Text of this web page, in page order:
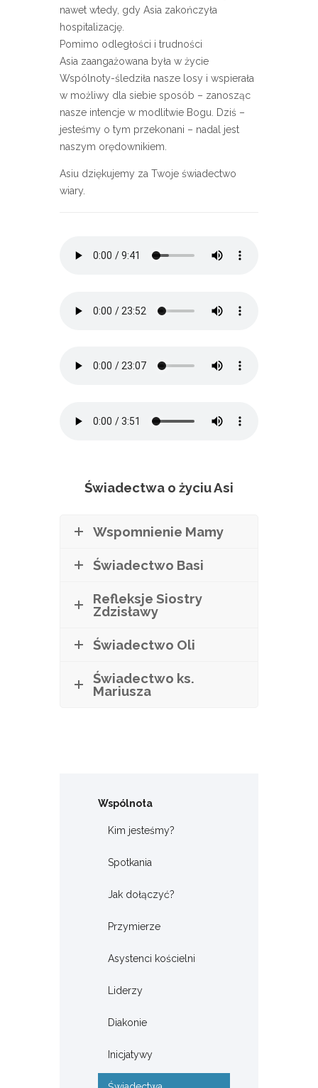
nawet wtedy, gdy Asia zakończyła
hospitalizację.
Pomimo odległości i trudności
Asia zaangażowana była w życie
Wspólnoty-śledziła nasze losy i wspierała
w możliwy dla siebie sposób – zanosząc
nasze intencje w modlitwie Bogu. Dziś –
jesteśmy o tym przekonani – nadal jest
naszym orędownikiem.
Asiu dziękujemy za Twoje świadectwo
wiary.
Świadectwa o życiu Asi
Wspomnienie Mamy
Świadectwo Basi
Refleksje Siostry
Zdzisławy
Świadectwo Oli
Świadectwo ks.
Mariusza
Wspólnota
Kim jesteśmy?
Spotkania
Jak dołączyć?
Przymierze
Asystenci kościelni
Liderzy
Diakonie
Inicjatywy